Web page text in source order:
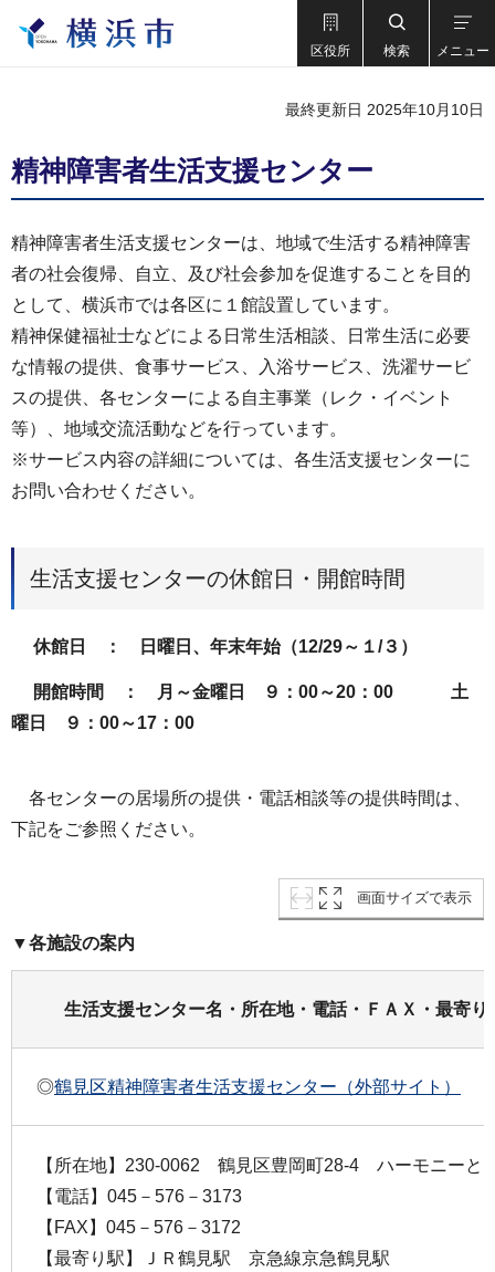
区役所 検索 メニュー
最終更新日 2025年10月10日
精神障害者生活支援センター
精神障害者生活支援センターは、地域で生活する精神障害
者の社会復帰、自立、及び社会参加を促進することを目的
として、横浜市では各区に１館設置しています。
精神保健福祉士などによる日常生活相談、日常生活に必要
な情報の提供、食事サービス、入浴サービス、洗濯サービ
スの提供、各センターによる自主事業（レク・イベント
等）、地域交流活動などを行っています。
※サービス内容の詳細については、各生活支援センターに
お問い合わせください。
生活支援センターの休館日・開館時間
休館日 ： 日曜日、年末年始（12/29～１/３）
開館時間 ： 月～金曜日 ９：00～20：00 土
曜日 ９：00～17：00
各センターの居場所の提供・電話相談等の提供時間は、
下記をご参照ください。
画面サイズで表示
▼各施設の案内
生活支援センター名・所在地・電話・ＦＡＸ・最寄
◎鶴見区精神障害者生活支援センター（外部サイト）
【所在地】230-0062 鶴見区豊岡町28-4 ハーモニーと
【電話】045－576－3173
【FAX】045－576－3172
【最寄り駅】ＪＲ鶴見駅 京急線京急鶴見駅